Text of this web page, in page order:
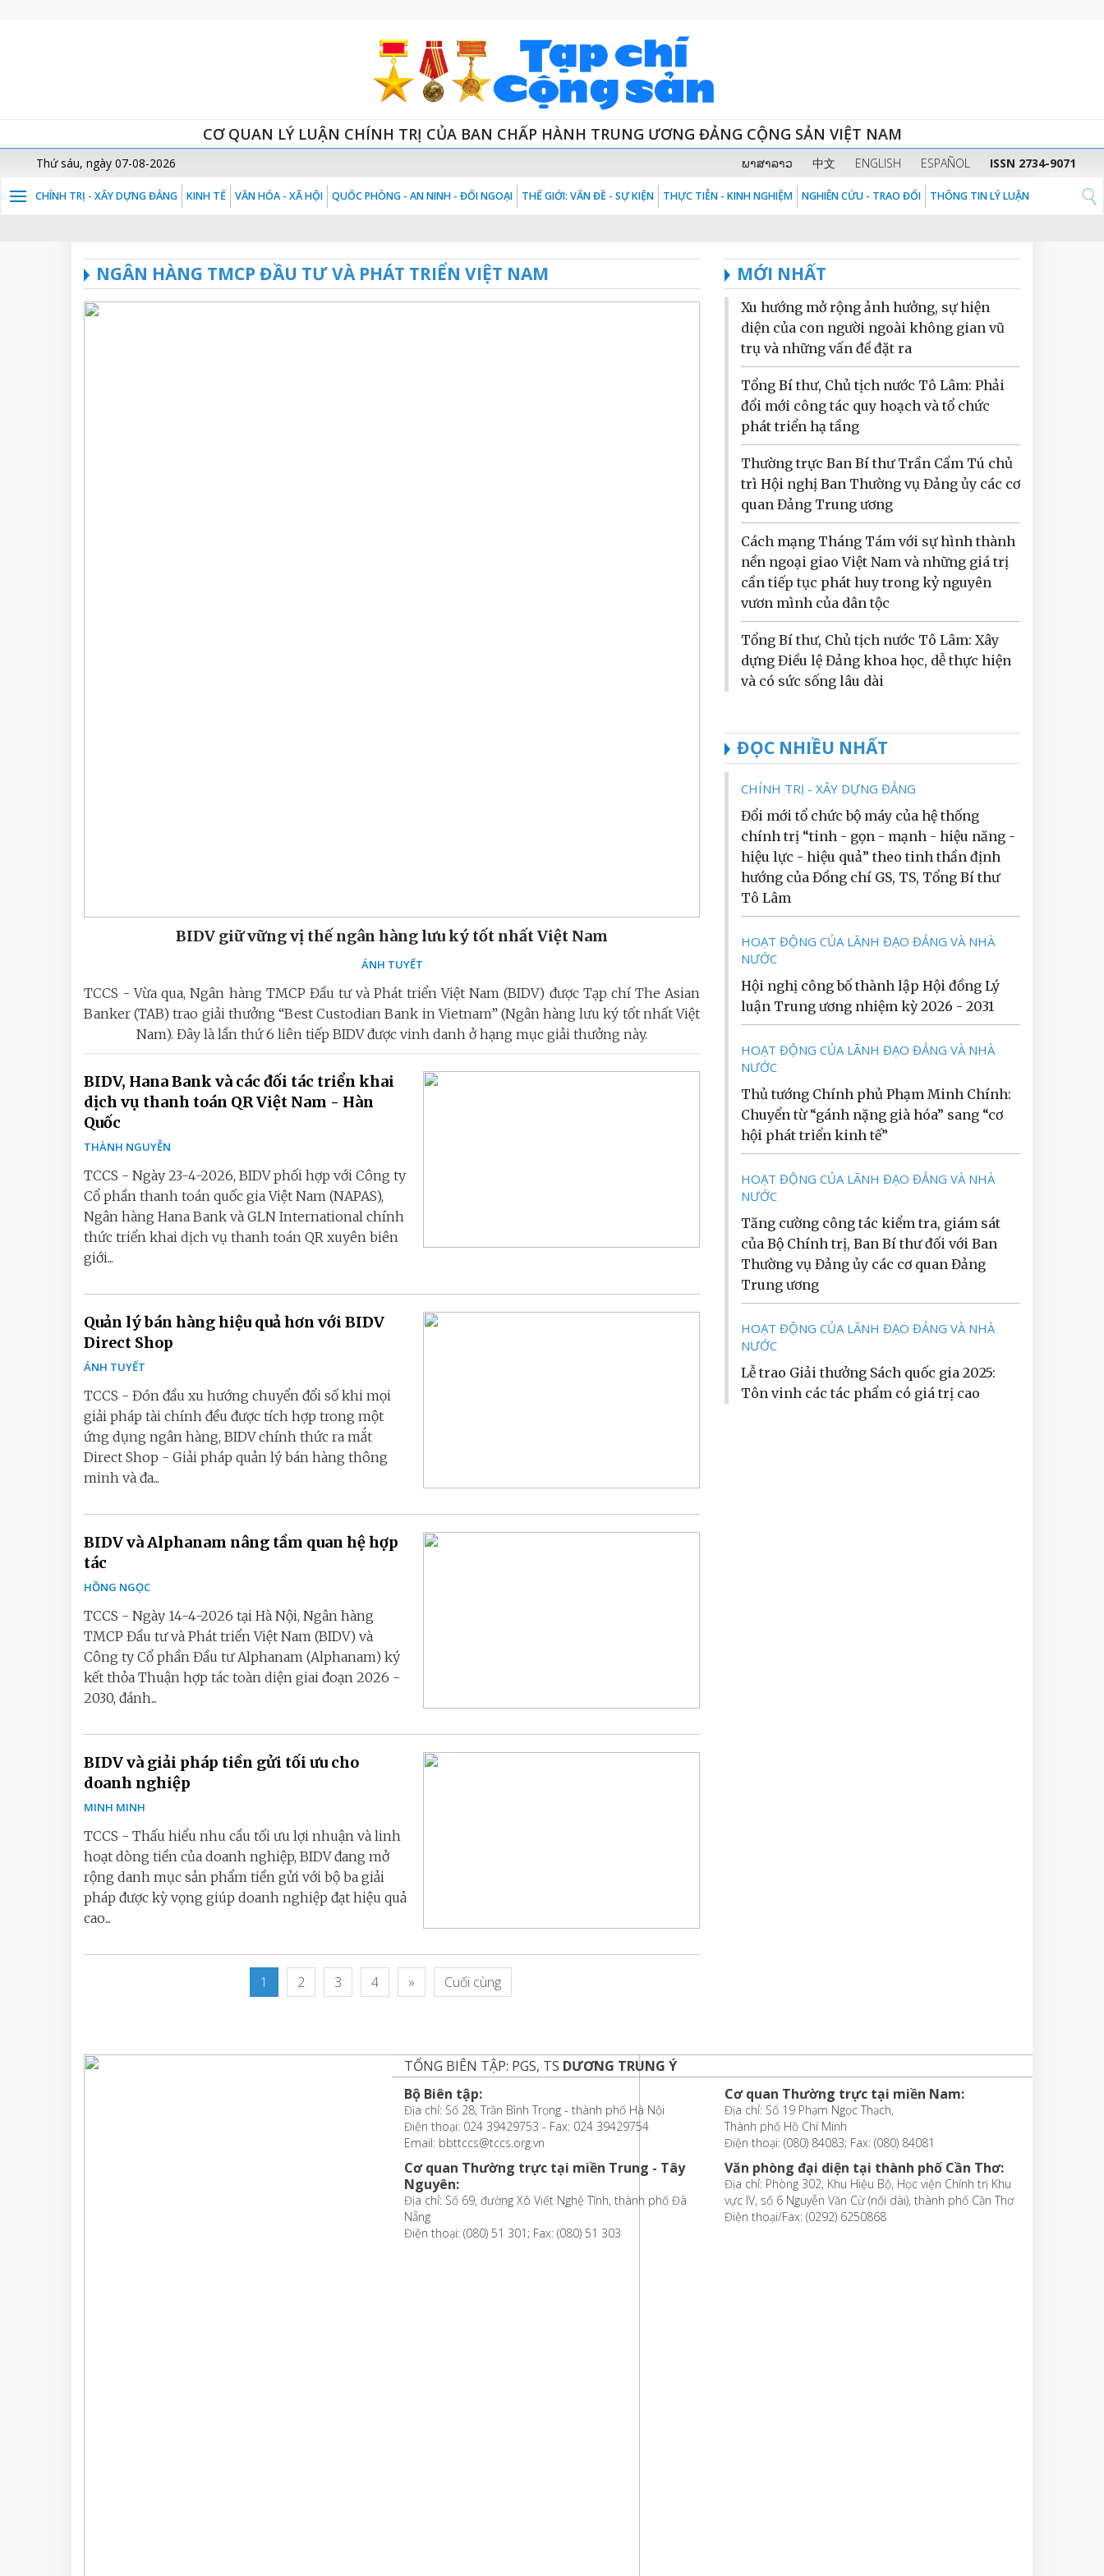
CƠ QUAN LÝ LUẬN CHÍNH TRỊ CỦA BAN CHẤP HÀNH TRUNG ƯƠNG ĐẢNG CỘNG SẢN VIỆT NAM
Thứ sáu, ngày 07-08-2026 ພາສາລາວ 中文 ENGLISH ESPAÑOL ISSN 2734-9071
CHÍNH TRỊ - XÂY DỰNG ĐẢNG KINH TẾ VĂN HÓA - XÃ HỘI QUỐC PHÒNG - AN NINH - ĐỐI NGOẠI THẾ GIỚI: VẤN ĐỀ - SỰ KIỆN THỰC TIỄN - KINH NGHIỆM NGHIÊN CỨU - TRAO ĐỔI THÔNG TIN LÝ LUẬN
NGÂN HÀNG TMCP ĐẦU TƯ VÀ PHÁT TRIỂN VIỆT NAM
BIDV giữ vững vị thế ngân hàng lưu ký tốt nhất Việt Nam
ÁNH TUYẾT
TCCS - Vừa qua, Ngân hàng TMCP Đầu tư và Phát triển Việt Nam (BIDV) được Tạp chí The Asian
Banker (TAB) trao giải thưởng “Best Custodian Bank in Vietnam” (Ngân hàng lưu ký tốt nhất Việt
Nam). Đây là lần thứ 6 liên tiếp BIDV được vinh danh ở hạng mục giải thưởng này.
BIDV, Hana Bank và các đối tác triển khai
dịch vụ thanh toán QR Việt Nam - Hàn
Quốc
THÀNH NGUYỄN
TCCS - Ngày 23-4-2026, BIDV phối hợp với Công ty
Cổ phần thanh toán quốc gia Việt Nam (NAPAS),
Ngân hàng Hana Bank và GLN International chính
thức triển khai dịch vụ thanh toán QR xuyên biên
giới...
Quản lý bán hàng hiệu quả hơn với BIDV
Direct Shop
ÁNH TUYẾT
TCCS - Đón đầu xu hướng chuyển đổi số khi mọi
giải pháp tài chính đều được tích hợp trong một
ứng dụng ngân hàng, BIDV chính thức ra mắt
Direct Shop - Giải pháp quản lý bán hàng thông
minh và đa...
BIDV và Alphanam nâng tầm quan hệ hợp
tác
HỒNG NGỌC
TCCS - Ngày 14-4-2026 tại Hà Nội, Ngân hàng
TMCP Đầu tư và Phát triển Việt Nam (BIDV) và
Công ty Cổ phần Đầu tư Alphanam (Alphanam) ký
kết thỏa Thuận hợp tác toàn diện giai đoạn 2026 -
2030, đánh...
BIDV và giải pháp tiền gửi tối ưu cho
doanh nghiệp
MINH MINH
TCCS - Thấu hiểu nhu cầu tối ưu lợi nhuận và linh
hoạt dòng tiền của doanh nghiệp, BIDV đang mở
rộng danh mục sản phẩm tiền gửi với bộ ba giải
pháp được kỳ vọng giúp doanh nghiệp đạt hiệu quả
cao...
1 2 3 4 » Cuối cùng
MỚI NHẤT
Xu hướng mở rộng ảnh hưởng, sự hiện
diện của con người ngoài không gian vũ
trụ và những vấn đề đặt ra
Tổng Bí thư, Chủ tịch nước Tô Lâm: Phải
đổi mới công tác quy hoạch và tổ chức
phát triển hạ tầng
Thường trực Ban Bí thư Trần Cẩm Tú chủ
trì Hội nghị Ban Thường vụ Đảng ủy các cơ
quan Đảng Trung ương
Cách mạng Tháng Tám với sự hình thành
nền ngoại giao Việt Nam và những giá trị
cần tiếp tục phát huy trong kỷ nguyên
vươn mình của dân tộc
Tổng Bí thư, Chủ tịch nước Tô Lâm: Xây
dựng Điều lệ Đảng khoa học, dễ thực hiện
và có sức sống lâu dài
ĐỌC NHIỀU NHẤT
CHÍNH TRỊ - XÂY DỰNG ĐẢNG
Đổi mới tổ chức bộ máy của hệ thống
chính trị “tinh - gọn - mạnh - hiệu năng -
hiệu lực - hiệu quả” theo tinh thần định
hướng của Đồng chí GS, TS, Tổng Bí thư
Tô Lâm
HOẠT ĐỘNG CỦA LÃNH ĐẠO ĐẢNG VÀ NHÀ
NƯỚC
Hội nghị công bố thành lập Hội đồng Lý
luận Trung ương nhiệm kỳ 2026 - 2031
HOẠT ĐỘNG CỦA LÃNH ĐẠO ĐẢNG VÀ NHÀ
NƯỚC
Thủ tướng Chính phủ Phạm Minh Chính:
Chuyển từ “gánh nặng già hóa” sang “cơ
hội phát triển kinh tế”
HOẠT ĐỘNG CỦA LÃNH ĐẠO ĐẢNG VÀ NHÀ
NƯỚC
Tăng cường công tác kiểm tra, giám sát
của Bộ Chính trị, Ban Bí thư đối với Ban
Thường vụ Đảng ủy các cơ quan Đảng
Trung ương
HOẠT ĐỘNG CỦA LÃNH ĐẠO ĐẢNG VÀ NHÀ
NƯỚC
Lễ trao Giải thưởng Sách quốc gia 2025:
Tôn vinh các tác phẩm có giá trị cao
TỔNG BIÊN TẬP: PGS, TS DƯƠNG TRUNG Ý
Bộ Biên tập:
Địa chỉ: Số 28, Trần Bình Trọng - thành phố Hà Nội
Điện thoại: 024 39429753 - Fax: 024 39429754
Email: bbttccs@tccs.org.vn
Cơ quan Thường trực tại miền Trung - Tây
Nguyên:
Địa chỉ: Số 69, đường Xô Viết Nghệ Tĩnh, thành phố Đà
Nẵng
Điện thoại: (080) 51 301; Fax: (080) 51 303
Cơ quan Thường trực tại miền Nam:
Địa chỉ: Số 19 Phạm Ngọc Thạch,
Thành phố Hồ Chí Minh
Điện thoại: (080) 84083; Fax: (080) 84081
Văn phòng đại diện tại thành phố Cần Thơ:
Địa chỉ: Phòng 302, Khu Hiệu Bộ, Học viện Chính trị Khu
vực IV, số 6 Nguyễn Văn Cừ (nối dài), thành phố Cần Thơ
Điện thoại/Fax: (0292) 6250868